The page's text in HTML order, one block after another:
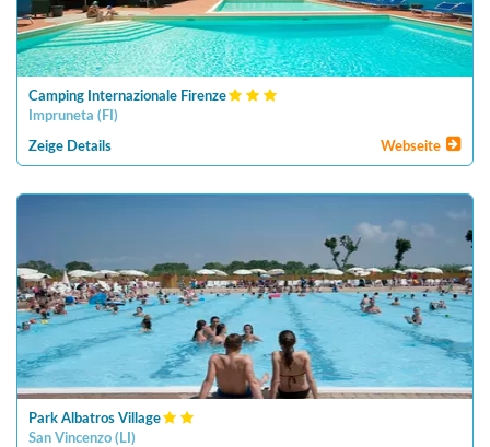
Camping Internazionale Firenze
Impruneta ( FI )
Zeige Details Webseite
Park Albatros Village
San Vincenzo ( LI )